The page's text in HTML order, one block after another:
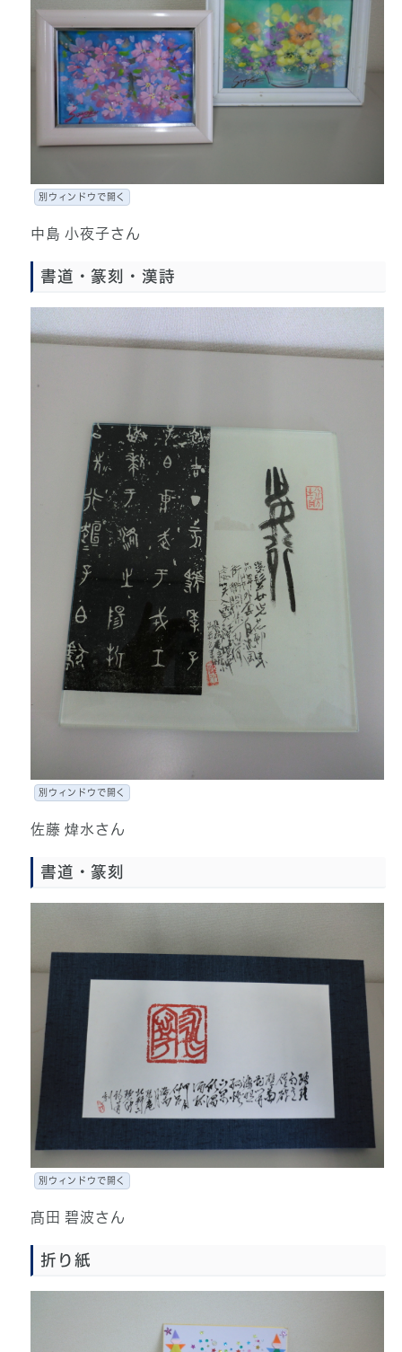
別ウィンドウで開く
中島 小夜子さん
書道・篆刻・漢詩
別ウィンドウで開く
佐藤 煒水さん
書道・篆刻
別ウィンドウで開く
髙田 碧波さん
折り紙